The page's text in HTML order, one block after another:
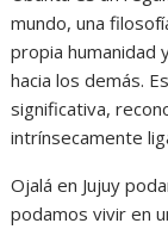
mundo, una
propia humanidad
hacia los demás.
significativa,
intrínsecamente
Ojalá en Jujuy
podamos vivir en